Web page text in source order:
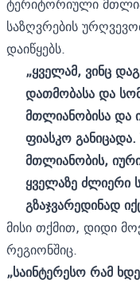
საზღვრების
დაიწყებს.
„ყველამ, ვინც
დათმობასა და
მთლიანობისა და
ფიასკო
მთლიანობის,
ყველაზე ძლიერი
გზაჯვარედინად
მისი თქმით, დიდი
რეგიონშიც.
„საინტერესო რამ